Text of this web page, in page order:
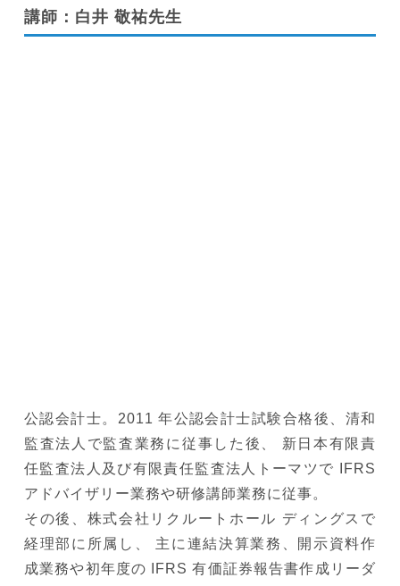
講師：白井 敬祐先生
公認会計士。2011 年公認会計士試験合格後、清和
監査法人で監査業務に従事した後、 新日本有限責
任監査法人及び有限責任監査法人トーマツで IFRS
アドバイザリー業務や研修講師業務に従事。
その後、株式会社リクルートホール ディングスで
経理部に所属し、 主に連結決算業務、開示資料作
成業務や初年度の IFRS 有価証券報告書作成リーダ